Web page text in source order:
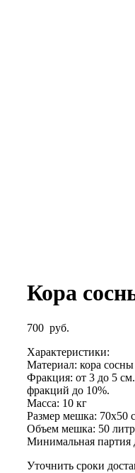
Кора
700 руб.
Характеристики:
Материал: кора сосны
Фракция: от 3 до 5
фракций до 10%.
Масса: 10 кг
Размер мешка: 70х50
Объем мешка: 50
Минимальная партия
Уточнить сроки